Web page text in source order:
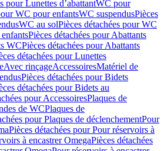
pour Lunettes d’abattantWC pour
WC pour enfantsWC suspendusPièces
WC au solPièces détachées pour WC
Pièces détachées pour Abattants
WCPièces détachées pour Abattants
détachées pour Lunettes
Avec rinçageAccessoiresMatériel de
Pièces détachées pour Bidets
détachées pour Bidets au
pour AccessoiresPlaques de
de WCPlaques de
pour Plaques de déclenchementPour
Pièces détachées pour Pour réservoirs à
à encastrer OmegaPièces détachées